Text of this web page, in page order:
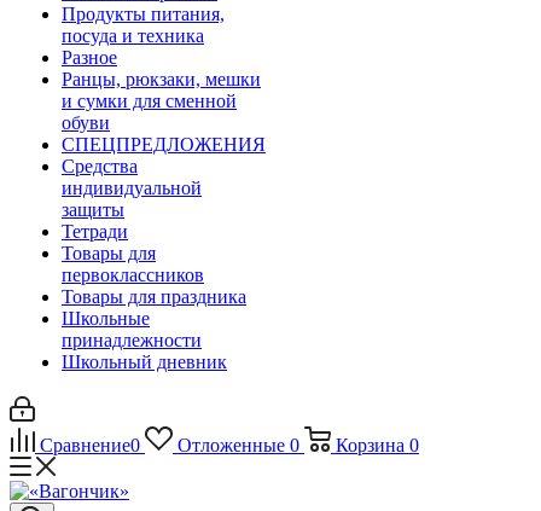
Продукты питания,
посуда и техника
Разное
Ранцы, рюкзаки, мешки
и сумки для сменной
обуви
СПЕЦПРЕДЛОЖЕНИЯ
Средства
индивидуальной
защиты
Тетради
Товары для
первоклассников
Товары для праздника
Школьные
принадлежности
Школьный дневник
Сравнение0 Отложенные 0 Корзина 0